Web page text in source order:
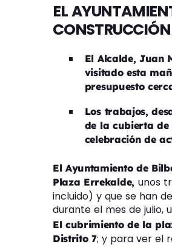
EL
El Alcalde, Juan
visitado esta
presupuesto
Los trabajos,
de la cubierta
celebración de
El Ayuntamiento de
Plaza Errekalde, unos
incluido) y que se han
durante el mes de julio,
El cubrimiento de la
Distrito 7; y para ver el